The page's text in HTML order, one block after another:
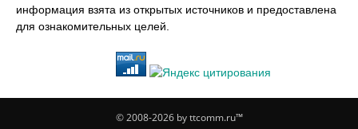
информация взята из открытых источников и предоставлена
для ознакомительных целей.
© 2008-2026 by ttcomm.ru™